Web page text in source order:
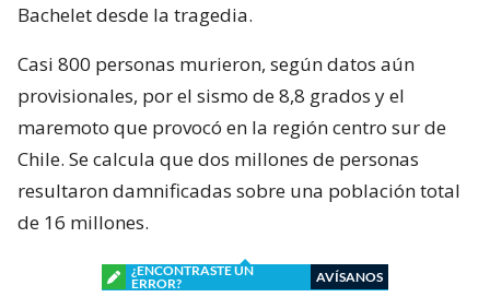
Bachelet desde la tragedia.
Casi 800 personas murieron, según datos aún
provisionales, por el sismo de 8,8 grados y el
maremoto que provocó en la región centro sur de
Chile. Se calcula que dos millones de personas
resultaron damnificadas sobre una población total
de 16 millones.
¿ENCONTRASTE UN
ERROR?
AVÍSANOS